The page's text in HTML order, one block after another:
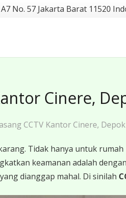
No. 57 Jakarta Barat 11520
Cinere,
CCTV Kantor Cinere,
Tidak hanya untuk
keamanan adalah
dianggap mahal. Di sinilah